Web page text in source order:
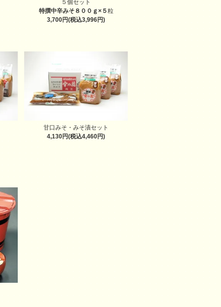
５個セット
特撰中辛みそ８００ｇ×５粒
3,700円(税込3,996円)
甘口みそ・みそ漬セット
4,130円(税込4,460円)